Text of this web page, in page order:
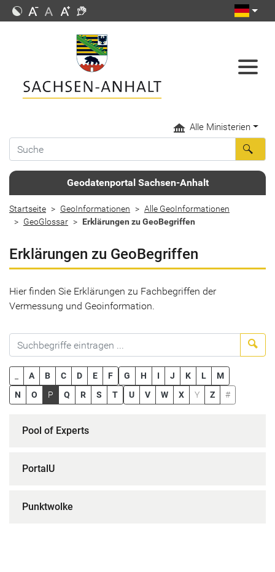
Alle Ministerien
Geodatenportal Sachsen-Anhalt
Startseite GeoInformationen
Alle GeoInformationen
GeoGlossar
Erklärungen zu GeoBegriffen
Erklärungen zu GeoBegriffen
Hier finden Sie Erklärungen zu Fachbegriffen der
Vermessung und Geoinformation.
A B C D E F G H I J K L
M
N
O P Q R S T U V W X Y Z #
Pool of Experts
PortalU
Punktwolke